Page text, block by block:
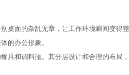
桌面的杂乱无章，让工作环境瞬间变得
的办公形象。
具和调料瓶。其分层设计和合理的布局